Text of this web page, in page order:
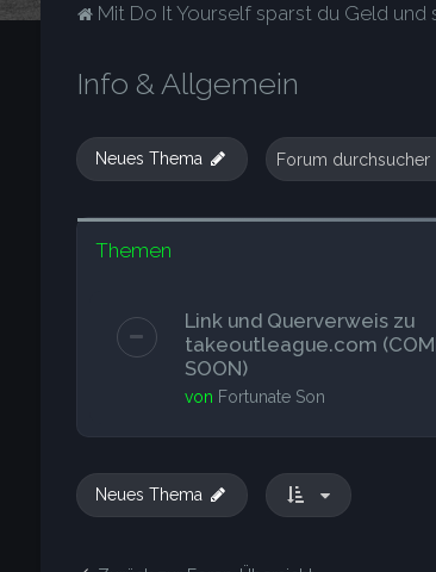
Mit Do It Yourself sparst du Geld
Info & Allgemein
Neues Thema
Themen
Link und Querverweis zu
takeoutleague.com
SOON)
von Fortunate Son
Neues Thema